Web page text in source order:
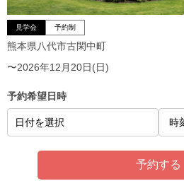
見学会 予約制
熊本県八代市古閑中町
〜2026年12月20日(日)
予約希望日時
日付を選択